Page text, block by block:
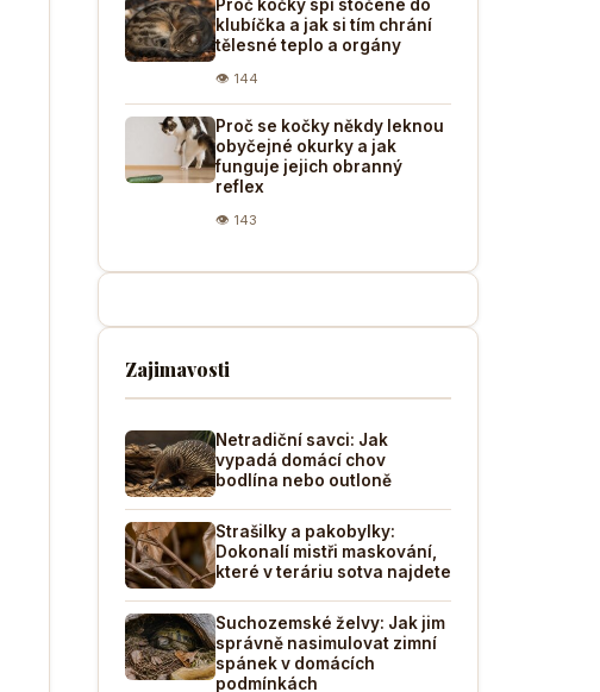
Proč kočky spí stočené do
klubíčka a jak si tím chrání
tělesné teplo a orgány
👁 144
Proč se kočky někdy leknou
obyčejné okurky a jak
funguje jejich obranný
reflex
👁 143
Zajimavosti
Netradiční savci: Jak
vypadá domácí chov
bodlína nebo outloně
Strašilky a pakobylky:
Dokonalí mistři maskování,
které v teráriu sotva najdete
Suchozemské želvy: Jak jim
správně nasimulovat zimní
spánek v domácích
podmínkách